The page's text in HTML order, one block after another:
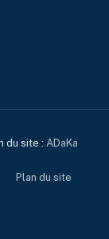
du site : ADaKa
Plan du site